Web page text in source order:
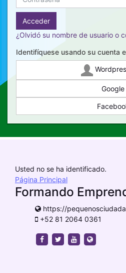
Acceder
¿Olvidó su nombre de usuario o
Identifíquese usando su cuenta
Google
Usted no se ha identificado.
Página Principal
Formando
https://
+52 81 2064 0361
https://https://https://